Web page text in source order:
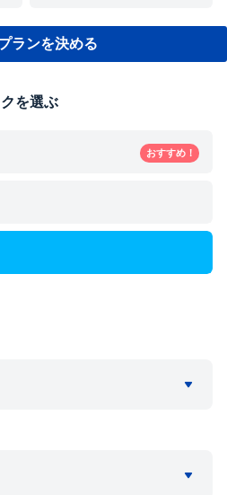
ランを決める
を選ぶ
おすすめ！